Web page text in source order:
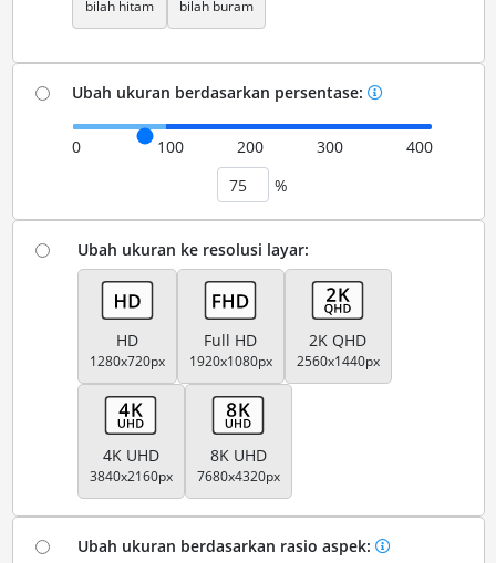
bilah hitam bilah buram
Ubah ukuran berdasarkan persentase:
0 100 200 300
400
%
Ubah ukuran ke resolusi layar:
HD
1280x720px
Full HD
1920x1080px
2K QHD
2560x1440px
4K UHD
3840x2160px
8K UHD
7680x4320px
Ubah ukuran berdasarkan rasio aspek: